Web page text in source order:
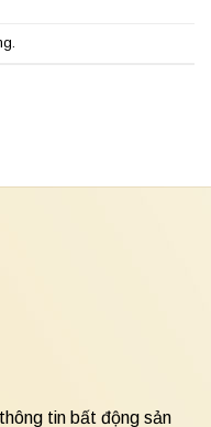
tin bất động sản